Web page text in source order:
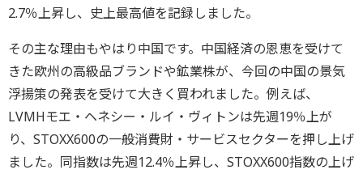
2.7％上昇し、史上最高値を記録しました。
その主な理由もやはり中国です。中国経済の恩恵を受けて
きた欧州の高級品ブランドや鉱業株が、今回の中国の景気
浮揚策の発表を受けて大きく買われました。例えば、
LVMHモエ・ヘネシー・ルイ・ヴィトンは先週19％上が
り、STOXX600の一般消費財・サービスセクターを押し上げ
ました。同指数は先週12.4％上昇し、STOXX600指数の上げ